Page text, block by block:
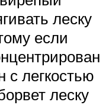
леску
если
с легкостью
леску